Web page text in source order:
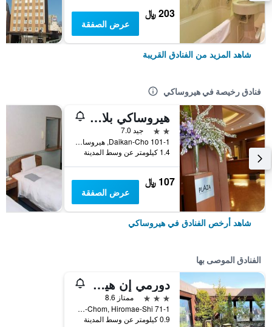
203 ﷼
عرض الصفقة
شاهد المزيد من الفنادق القريبة
فنادق رخيصة في هيروساكي
هيروساكي بلازا هوتل
2 نجمتين
جيد 7.0
101-1 Daikan-Cho, هيروساكي, اليابان
1.4 كيلومتر عن وسط المدينة
107 ﷼
عرض الصفقة
شاهد أرخص الفنادق في هيروساكي
الفنادق الموصى بها
دورمي إن هيروزاكي ناتورال هوت سبرينغ
3 نجوم
ممتاز 8.6
71-1 Hon-Chom, Hiromae-Shi, هيروساكي, اليابان
0.9 كيلومتر عن وسط المدينة